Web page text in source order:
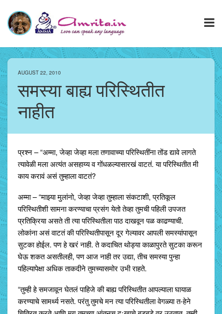
AUGUST 22, 2010
समस्या बाह्य परिस्थितीत
नाहीत
प्रश्न – “अम्मा, जेव्हा जेव्हा मला तणावाच्या परिस्थितींना तोंड द्यावे लागते
त्यावेळी मला अत्यंत असहाय्य व गोंधळल्यासारखं वाटतं. या परिस्थितीत मी
काय करावं असं तुम्हाला वाटतं?
अम्मा – “माझ्या मुलांनो, जेव्हा जेव्हा तुम्हाला संकटाशी, प्रतिकूल
परिस्थितीशी सामना करण्याचा प्रसंग येतो तेव्हा तुमची पहिली उपजत
प्रतिक्रिया असते ती त्या परिस्थितीला पाठ दाखवून पळ काढण्याची.
लोकांना असं वाटतं की परिस्थितीपासून दूर गेल्यावर आपली समस्यांपासून
सुटका होईल. पण हे खरं नाही. ते कदाचित थोड्या काळापुरते सुटका करून
घेऊ शकत असतीलही, पण आज नाही तर उद्या, तीच समस्या पुन्हा
पहिल्यापेक्षा अधिक ताकदीने तुमच्यासमोर उभी राहते.
“तुम्ही हे समजावून घेतलं पाहिजे की बाह्य परिस्थितीत आपल्याला घायाळ
करण्याचे सामर्थ्य नसते. परंतु तुमचे मन त्या परिस्थितीला वेगळ्या त-हेने